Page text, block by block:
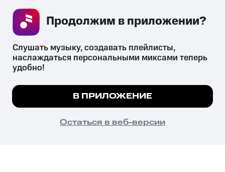
СКАЧАТЬ ПРИЛОЖЕНИЕ
психотропных веществ, их аналогов причиняет вред здоровью,
их незаконный оборот запрещён и влечёт установленную
законодательством ответственность.
© 2026 ООО «КИОН».
Все права защищены
Мы используем куки, чтобы на сайте все
Подробнее
ПОНЯТНО
Слушать музыку, создавать плейлисты,
наслаждаться персональными миксами теперь
удобно!
В ПРИЛОЖЕНИЕ
Остаться в веб-версии